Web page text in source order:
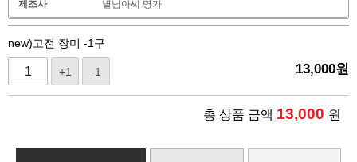
제조사 별님아씨 명가
new)고전 장미 -1구
+1 -1 13,000원
총 상품 금액 13,000 원